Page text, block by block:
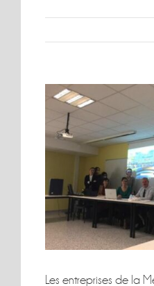
Voir
l'image
agrandie
Les entreprises de la